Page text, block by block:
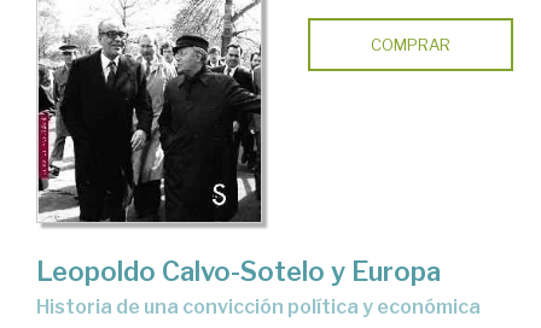
COMPRAR
Leopoldo Calvo-Sotelo y Europa
historia de una convicción política y económica